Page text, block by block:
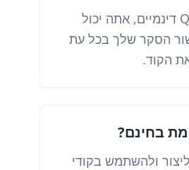
כן. עם קודי QR דינמיים, אתה יכול
הסקר שלך בכל עת
הקוד.
בחינם?
ולהשתמש בקודי